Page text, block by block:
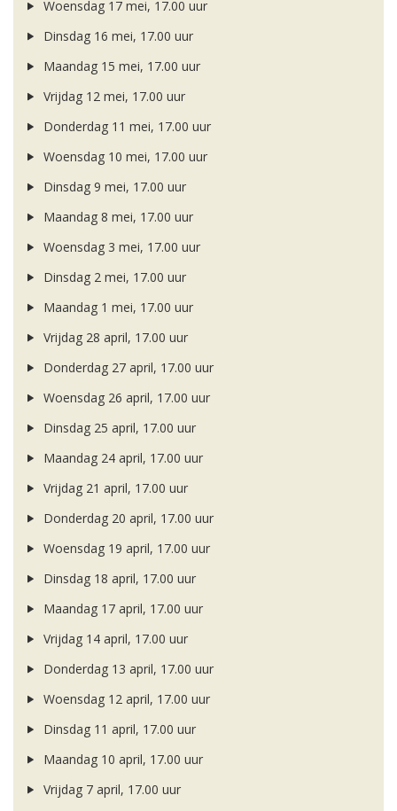
Woensdag 17 mei, 17.00 uur
Dinsdag 16 mei, 17.00 uur
Maandag 15 mei, 17.00 uur
Vrijdag 12 mei, 17.00 uur
Donderdag 11 mei, 17.00 uur
Woensdag 10 mei, 17.00 uur
Dinsdag 9 mei, 17.00 uur
Maandag 8 mei, 17.00 uur
Woensdag 3 mei, 17.00 uur
Dinsdag 2 mei, 17.00 uur
Maandag 1 mei, 17.00 uur
Vrijdag 28 april, 17.00 uur
Donderdag 27 april, 17.00 uur
Woensdag 26 april, 17.00 uur
Dinsdag 25 april, 17.00 uur
Maandag 24 april, 17.00 uur
Vrijdag 21 april, 17.00 uur
Donderdag 20 april, 17.00 uur
Woensdag 19 april, 17.00 uur
Dinsdag 18 april, 17.00 uur
Maandag 17 april, 17.00 uur
Vrijdag 14 april, 17.00 uur
Donderdag 13 april, 17.00 uur
Woensdag 12 april, 17.00 uur
Dinsdag 11 april, 17.00 uur
Maandag 10 april, 17.00 uur
Vrijdag 7 april, 17.00 uur